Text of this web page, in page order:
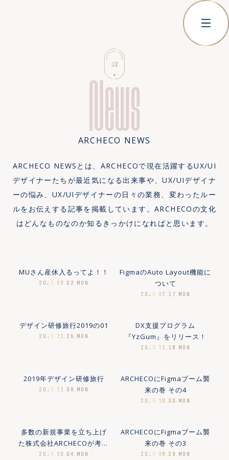
News
ARCHECO NEWS
ARCHECO NEWSとは、ARCHECOで現在活躍するUX/UI
デザイナーたちが最近気になる出来事や、UX/UIデザイナ
ーの悩み、UX/UIデザイナーの日々の業務、変わったルー
ルをお伝えする記事を掲載しています。ARCHECOの文化
はどんなものなのか知るきっかけになればと思います。
MUさん産休入るってよ！！
2020.03.02.MON
FigmaのAuto Layout機能に
ついて
2020.02.17.MON
デザイン研修旅行2019の01
2019.11.26.MON
DX支援プログラム
『YzGum』をリリース！
2019.11.18.MON
2019年デザイン研修旅行
2019.11.08.MON
ARCHECOにFigmaブーム襲
来の巻 その4
2019.10.30.MON
多数の新規事業を立ち上げ
た株式会社ARCHECOが考え
る、受託を中心とするUXコ
2019.09.04.MON
ARCHECOにFigmaブーム襲
来の巻 その3
2019.08.29.MON